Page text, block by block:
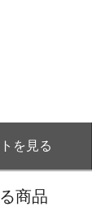
を見る
商品